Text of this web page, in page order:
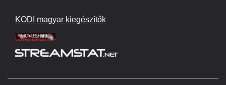
KODI magyar kiegészítők